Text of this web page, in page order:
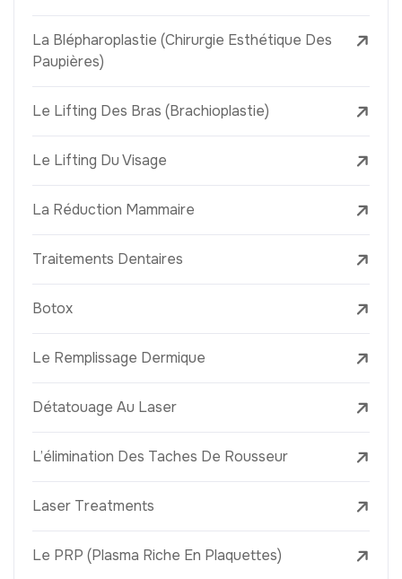
La Blépharoplastie (Chirurgie Esthétique Des
Paupières)
Le Lifting Des Bras (Brachioplastie)
Le Lifting Du Visage
La Réduction Mammaire
Traitements Dentaires
Botox
Le Remplissage Dermique
Détatouage Au Laser
L’élimination Des Taches De Rousseur
Laser Treatments
Le PRP (Plasma Riche En Plaquettes)